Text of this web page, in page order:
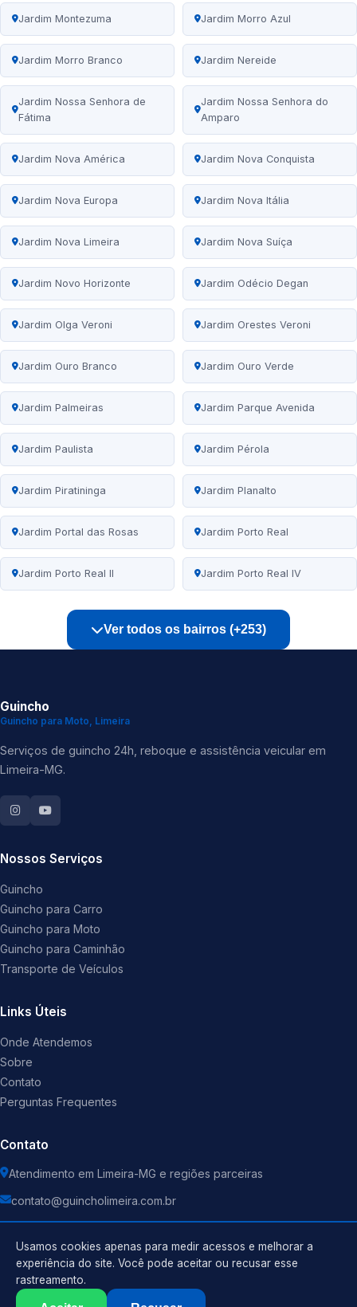
Jardim Montezuma Jardim Morro Azul
Jardim Morro Branco Jardim Nereide
Jardim Nossa Senhora de
Fátima
Jardim Nossa Senhora do
Amparo
Jardim Nova América Jardim Nova Conquista
Jardim Nova Europa Jardim Nova Itália
Jardim Nova Limeira Jardim Nova Suíça
Jardim Novo Horizonte Jardim Odécio Degan
Jardim Olga Veroni Jardim Orestes Veroni
Jardim Ouro Branco Jardim Ouro Verde
Jardim Palmeiras Jardim Parque Avenida
Jardim Paulista Jardim Pérola
Jardim Piratininga Jardim Planalto
Jardim Portal das Rosas Jardim Porto Real
Jardim Porto Real II Jardim Porto Real IV
Ver todos os bairros (+253)
Guincho
Guincho para Moto, Limeira
Serviços de guincho 24h, reboque e assistência veicular em
Limeira-MG.
Nossos Serviços
Guincho
Guincho para Carro
Guincho para Moto
Guincho para Caminhão
Transporte de Veículos
Links Úteis
Onde Atendemos
Sobre
Contato
Perguntas Frequentes
Contato
Atendimento em Limeira-MG e regiões parceiras
contato@guincholimeira.com.br
Guincho . Todos os direitos reservados.
Usamos cookies apenas para medir acessos e melhorar a
experiência do site. Você pode aceitar ou recusar esse
rastreamento.